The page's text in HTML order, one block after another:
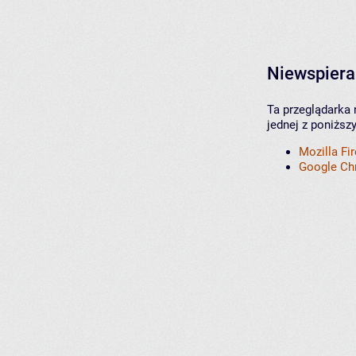
Ta
jednej z
Mozilla
Google